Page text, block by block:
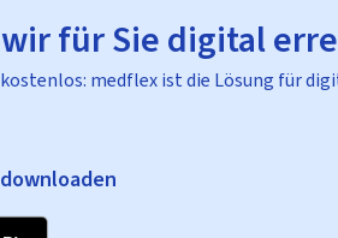
für Sie digital
medflex ist die Lösung für